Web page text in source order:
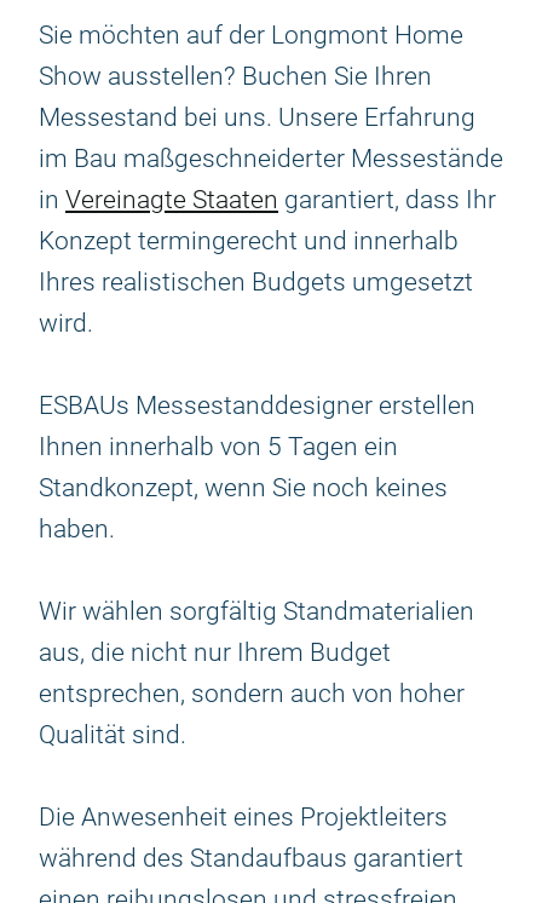
Sie möchten auf der Longmont Home
Show ausstellen? Buchen Sie Ihren
Messestand bei uns. Unsere Erfahrung
im Bau maßgeschneiderter Messestände
in Vereinagte Staaten garantiert, dass Ihr
Konzept termingerecht und innerhalb
Ihres realistischen Budgets umgesetzt
wird.
ESBAUs Messestanddesigner erstellen
Ihnen innerhalb von 5 Tagen ein
Standkonzept, wenn Sie noch keines
haben.
Wir wählen sorgfältig Standmaterialien
aus, die nicht nur Ihrem Budget
entsprechen, sondern auch von hoher
Qualität sind.
Die Anwesenheit eines Projektleiters
während des Standaufbaus garantiert